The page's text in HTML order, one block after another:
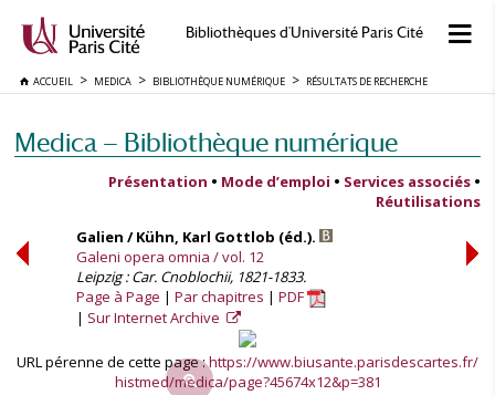
Bibliothèques d'Université Paris Cité
ACCUEIL MEDICA BIBLIOTHÈQUE NUMÉRIQUE RÉSULTATS DE RECHERCHE
Medica — Bibliothèque numérique
Présentation • Mode d’emploi • Services associés •
Réutilisations
Galien / Kühn, Karl Gottlob (éd.).
Galeni opera omnia / vol. 12
Leipzig : Car. Cnoblochii, 1821-1833.
Page à Page
Par chapitres
PDF
Sur Internet Archive
URL pérenne de cette page :https://www.biusante.parisdescartes.fr/
histmed/medica/page?45674x12&p=381